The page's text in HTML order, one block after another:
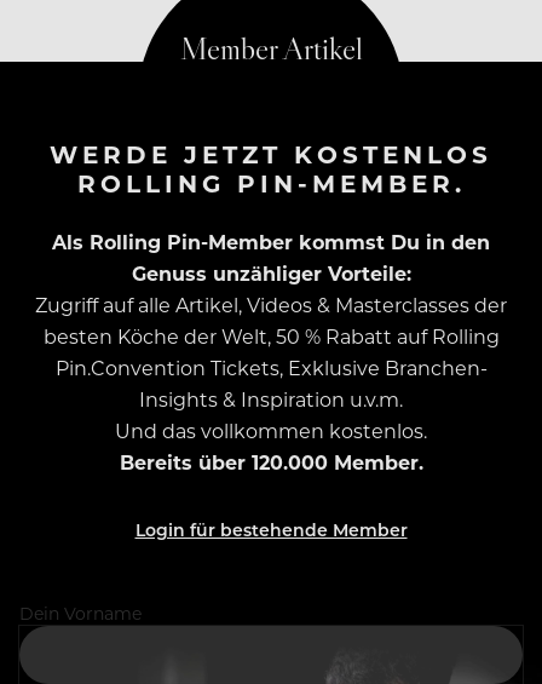
WERDE JETZT KOSTENLOS
ROLLING PIN-MEMBER.
Als Rolling Pin-Member kommst Du in den
Genuss unzähliger Vorteile:
Zugriff auf alle Artikel, Videos & Masterclasses der
besten Köche der Welt, 50 % Rabatt auf Rolling
Pin.Convention Tickets, Exklusive Branchen-
Insights & Inspiration u.v.m.
Und das vollkommen kostenlos.
Bereits über 120.000 Member.
Login für bestehende Member
Dein Vorname